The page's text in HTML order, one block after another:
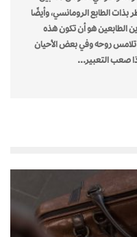
الطابع الرومانسي، وأيضًا
الطابعين هو أن تكون هذه
روحه وفي بعض الأحيان
صعب التعبير...